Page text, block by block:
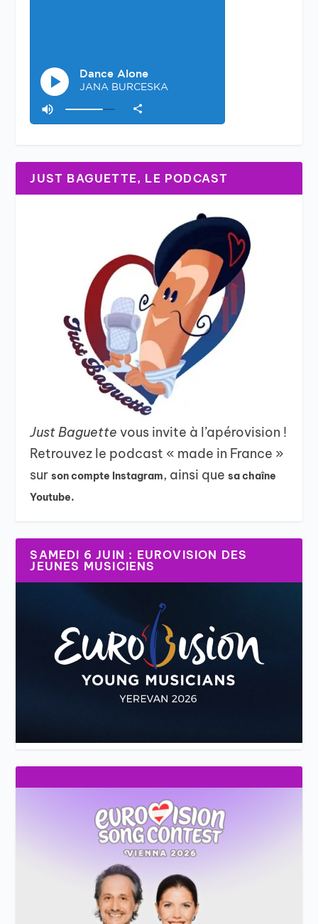
JUST BAGUETTE, LE PODCAST
Just Baguettevous invite à l’apérovision !
Retrouvez le podcast « made in France »
surson compte Instagram, ainsi quesa chaîne
Youtube.
SAMEDI 6 JUIN : EUROVISION DES
JEUNES MUSICIENS